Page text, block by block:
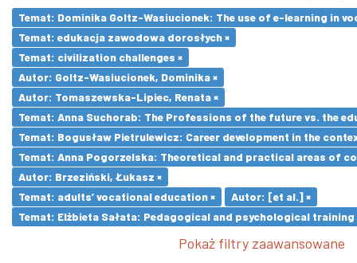
Temat: Dominika Goltz-Wasiucionek: The use of e-learning in
Temat: edukacja zawodowa dorosłych ×
Temat: civilization challenges ×
Autor: Goltz-Wasiucionek, Dominika ×
Autor: Tomaszewska-Lipiec, Renata ×
Temat: Anna Suchorab: The Professions of the future vs. the
Temat: Bogusław Pietrulewicz: Career development in the
Temat: Anna Pogorzelska: Theoretical and practical areas of
Autor: Brzeziński, Łukasz ×
Temat: adults’ vocational education ×
Autor: [et al.] ×
Temat: Elżbieta Sałata: Pedagogical and psychological
Pokaż filtry zaawansowane